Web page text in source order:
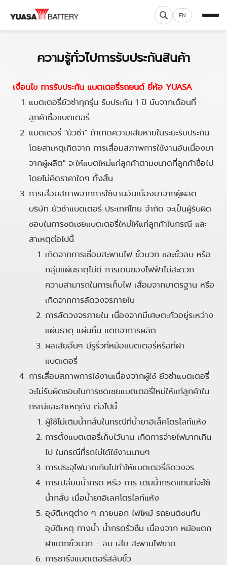
EN
ความรู้ทั่วไปการรับประกันสินค้า
เงื่อนไข การรับประกัน แบตเตอรี่รถยนต์ ยี่ห้อ YUASA
แบตเตอรี่ยัวซ่าทุกรุ่น รับประกัน 1 ปี นับจากเดือนที่
ลูกค้าซื้อแบตเตอรี่
แบตเตอรี่ "ยัวซ่า" ถ้าเกิดความเสียหายในระยะรับประกัน
โดยสาเหตุเกิดจาก การเสื่อมสภาพการใช้งานอันเนื่องมา
จากผู้ผลิต" จะให้แบตใหม่แก่ลูกค้าตามขนาดที่ลูกค้าซื้อไป
โดยไม่คิดราคาใดๆ ทั้งสิ้น
การเสื่อมสภาพจากการใช้งานอันเนื่องมาจากผู้ผลิต
บริษัท ยัวซ่าแบตเตอรี่ ประเทศไทย จำกัด จะเป็นผู้รับผิด
ชอบในการชดเชยแบตเตอรี่ใหม่ให้แก่ลูกค้าในกรณี และ
สาเหตุต่อไปนี้
เกิดจากการเชื่อมสะพานไฟ ขั้วบวก และขั้วลบ หรือ
กลุ่มแผ่นธาตุไม่ดี การเดินของไฟฟ้าไม่สะดวก
ความสามารถในการเก็บไฟ เสื่อมจากมาตรฐาน หรือ
เกิดจากการลัดวงจรภายใน
การลัดวงจรภายใน เนื่องจากมีเศษตะกั่วอยู่ระหว่าง
แผ่นธาตุ แผ่นกั้น แตกจาการผลิต
ผลเสียอื่นๆ มีรูรั่วที่หม้อแบตเตอรี่หรือที่ฝา
แบตเตอรี่
การเสื่อมสภาพการใช้งานเนื่องจากผู้ใช้ ยัวซ่าแบตเตอรี่
จะไม่รับผิดชอบในการชดเชยแบตเตอรี่ใหม่ให้แก่ลูกค้าใน
กรณีและสาเหตุดัง ต่อไปนี้
ผู้ใช้ไม่เติมน้ำกลั่นในกรณีที่น้ำยาอิเล็คโตรไลท์แห้ง
การตั้งแบตเตอรี่เก็บไว้นาน เกิดการจ่ายไฟมากเกิน
ไป ในกรณีที่รถไม่ได้ใช้งานนานๆ
การประจุไฟมากเกินไปทำให้แบตเตอรี่ลัดวงจร
การเปลี่ยนน้ำกรด หรือ การ เติมน้ำกรดแทนที่จะใช้
น้ำกลั่น เมื่อน้ำยาอิเลคโตรไลท์แห้ง
อุบัติเหตุต่าง ๆ ภายนอก ไฟไหม้ รถยนต์ชนกัน
อุบัติเหตุ ทางน้ำ น้ำกรดรั่วซึม เนื่องจาก หม้อแตก
ฝาแตกขั้วบวก - ลบ เสีย สะพานไฟขาด
การชาร์จแบตเตอรี่สลับขั้ว